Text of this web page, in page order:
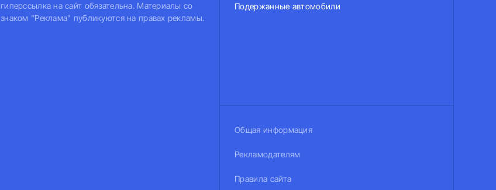
гиперссылка на сайт обязательна. Материалы со
знаком "Реклама" публикуются на правах рекламы.
Подержанные автомобили
Общая информация
Рекламодателям
Правила сайта